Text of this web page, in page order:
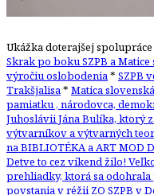
Ukážka doterajšej spolupráce
Skrak po boku SZPB a
výročiu oslobodenia* SZPB
Trakšjalisa* Matica
pamiatku , národovca,
Juhoslávii Jána Bulíka, ktorý
výtvarníkov a výtvarných
na BIBLIOTÉKA a ART MOD
Detve to cez víkend žilo!
prehliadky, ktorá sa odohrala
povstania v réžii ZO SZPB v